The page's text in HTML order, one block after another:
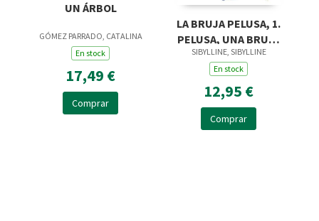
UN ÁRBOL
GÓMEZ PARRADO, CATALINA
En stock
17,49 €
Comprar
LA BRUJA PELUSA, 1.
PELUSA, UNA BRUJA
MUY MUY PEQUEÑITA
SIBYLLINE, SIBYLLINE
En stock
12,95 €
Comprar